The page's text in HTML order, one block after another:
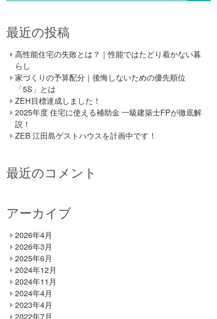
最近の投稿
高性能住宅の失敗とは？｜性能ではたどり着かない暮
らし
家づくりの予算配分｜後悔しないための優先順位
「5S」とは
ZEH目標達成しました！
2025年度 住宅に使える補助金 一級建築士FPが徹底解
説！
ZEB 江田島ゲストハウスを計画中です！
最近のコメント
アーカイブ
2026年4月
2026年3月
2025年6月
2024年12月
2024年11月
2024年4月
2023年4月
2022年7月